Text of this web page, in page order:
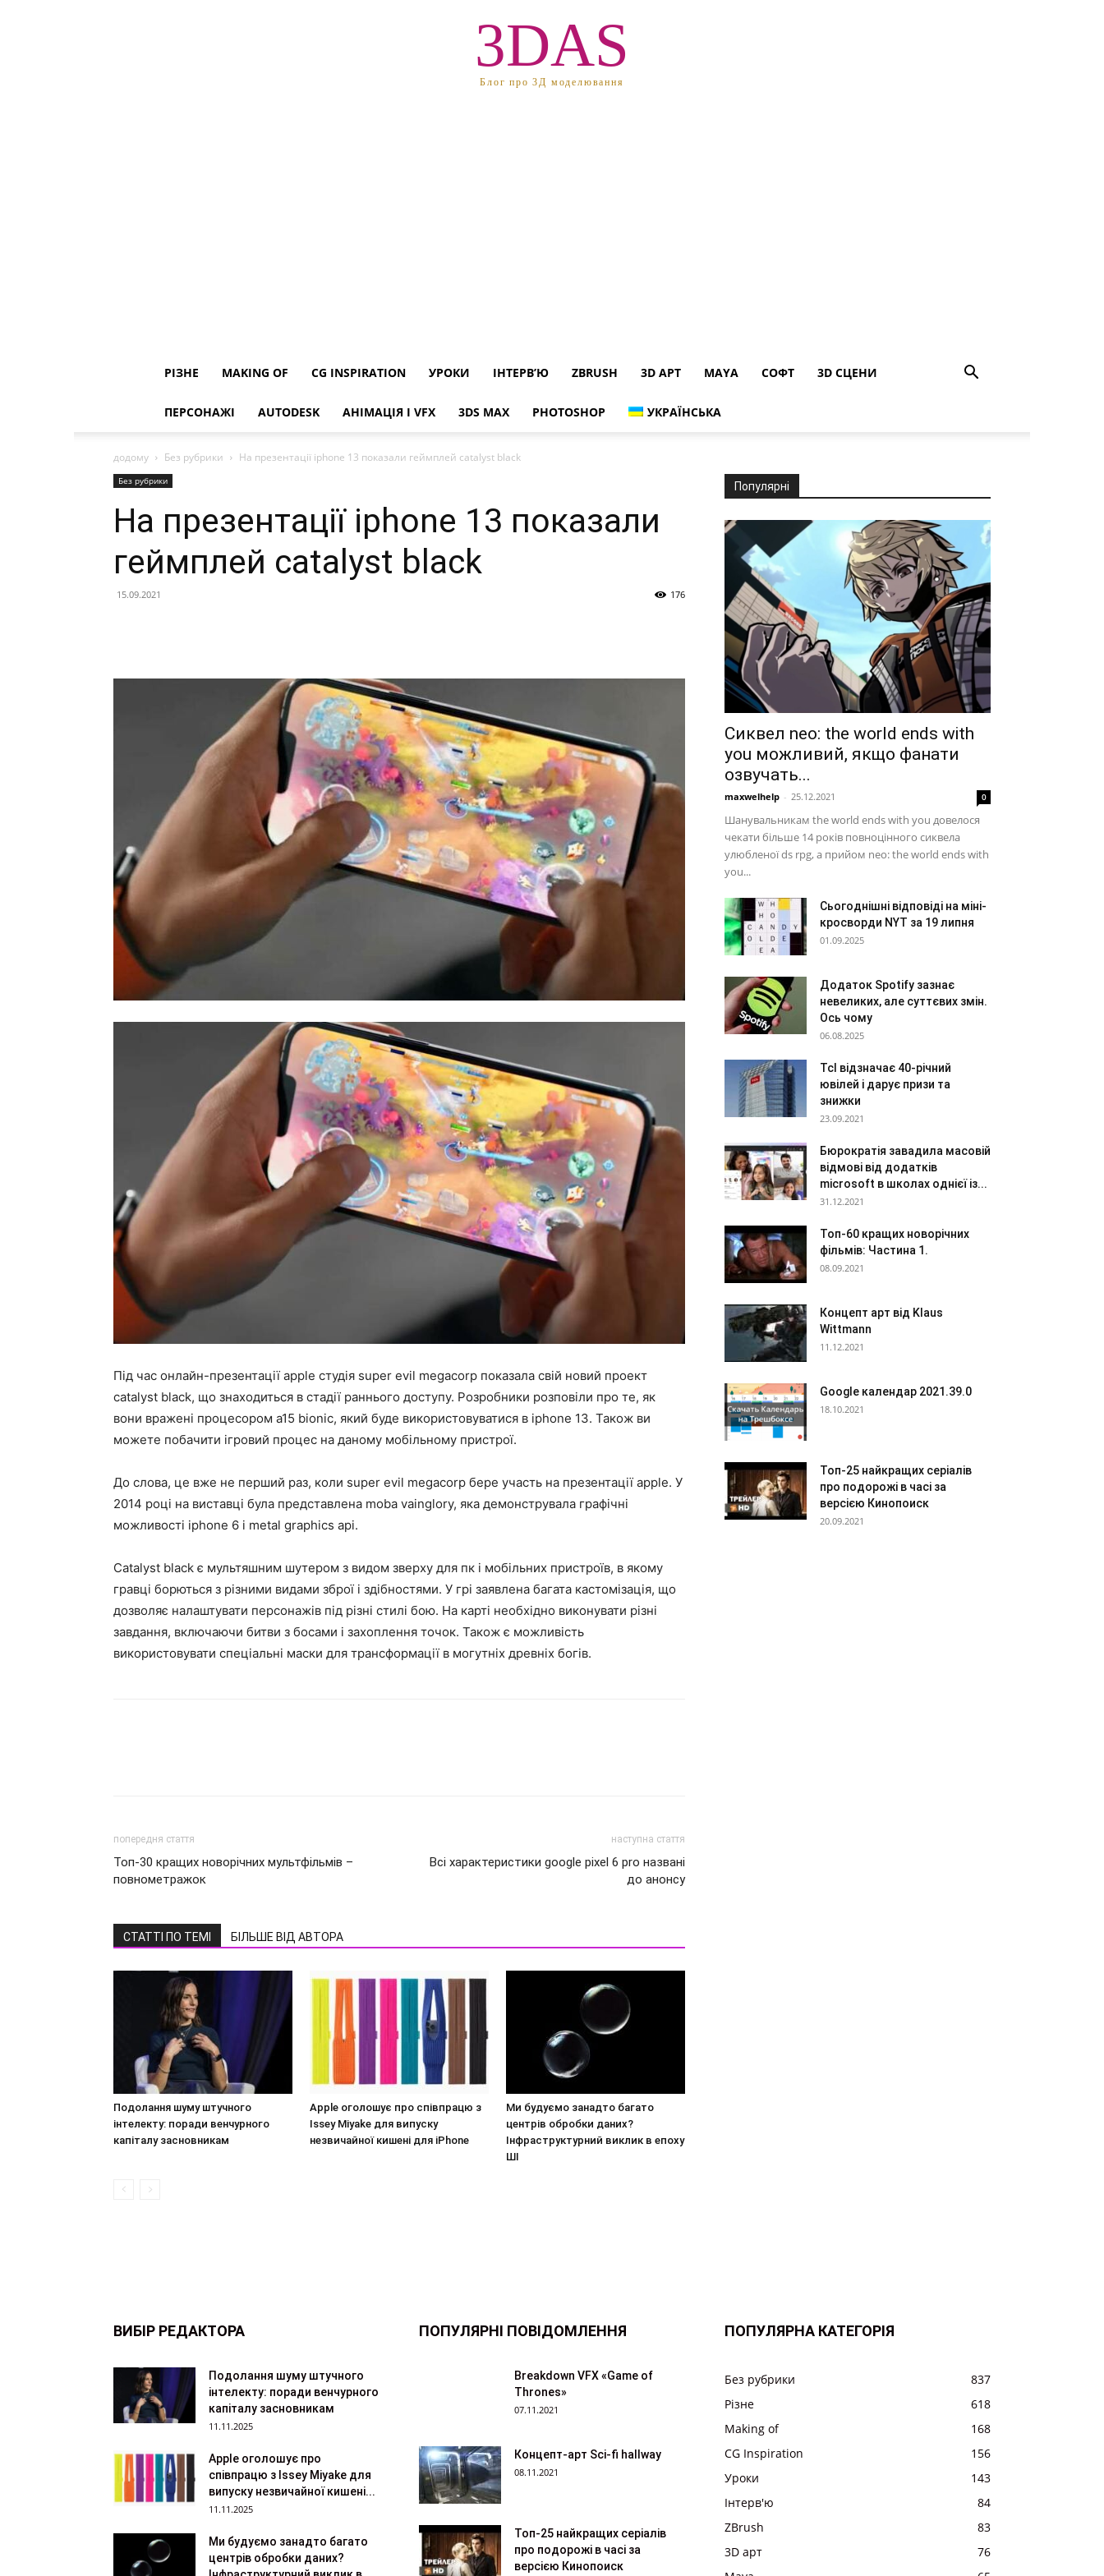
3DAS
Блог про 3Д моделювання
РІЗНЕ MAKING OF CG INSPIRATION УРОКИ ІНТЕРВ’Ю ZBRUSH 3D АРТ MAYA СОФТ 3D СЦЕНИ
ПЕРСОНАЖІ AUTODESK АНІМАЦІЯ І VFX 3DS MAX PHOTOSHOP УКРАЇНСЬКА
додому Без рубрики На презентації iphone 13 показали геймплей catalyst black
Без рубрики
На презентації iphone 13 показали
геймплей catalyst black
15.09.2021 176
Під час онлайн-презентації apple студія super evil megacorp показала свій новий проект
catalyst black, що знаходиться в стадії раннього доступу. Розробники розповіли про те, як
вони вражені процесором a15 bionic, який буде використовуватися в iphone 13. Також ви
можете побачити ігровий процес на даному мобільному пристрої.
До слова, це вже не перший раз, коли super evil megacorp бере участь на презентації apple. У
2014 році на виставці була представлена moba vainglory, яка демонструвала графічні
можливості iphone 6 і metal graphics api.
Catalyst black є мультяшним шутером з видом зверху для пк і мобільних пристроїв, в якому
гравці борються з різними видами зброї і здібностями. У грі заявлена багата кастомізація, що
дозволяє налаштувати персонажів під різні стилі бою. На карті необхідно виконувати різні
завдання, включаючи битви з босами і захоплення точок. Також є можливість
використовувати спеціальні маски для трансформації в могутніх древніх богів.
попередня стаття
Топ-30 кращих новорічних мультфільмів –
повнометражок
наступна стаття
Всі характеристики google pixel 6 pro названі
до анонсу
СТАТТІ ПО ТЕМІ БІЛЬШЕ ВІД АВТОРА
Подолання шуму штучного
інтелекту: поради венчурного
капіталу засновникам
Apple оголошує про співпрацю з
Issey Miyake для випуску
незвичайної кишені для iPhone
Ми будуємо занадто багато
центрів обробки даних?
Інфраструктурний виклик в епоху
ШІ
Популярні
Сиквел neo: the world ends with
you можливий, якщо фанати
озвучать...
maxwelhelp - 25.12.2021 0
Шанувальникам the world ends with you довелося
чекати більше 14 років повноцінного сиквела
улюбленої ds rpg, а прийом neo: the world ends with
you...
Сьогоднішні відповіді на міні-
кросворди NYT за 19 липня
01.09.2025
Додаток Spotify зазнає
невеликих, але суттєвих змін.
Ось чому
06.08.2025
Tcl відзначає 40-річний
ювілей і дарує призи та
знижки
23.09.2021
Бюрократія завадила масовій
відмові від додатків
microsoft в школах однієї із...
31.12.2021
Топ-60 кращих новорічних
фільмів: Частина 1.
08.09.2021
Концепт арт від Klaus
Wittmann
11.12.2021
Google календар 2021.39.0
18.10.2021
Топ-25 найкращих серіалів
про подорожі в часі за
версією Кинопоиск
20.09.2021
ВИБІР РЕДАКТОРА
Подолання шуму штучного
інтелекту: поради венчурного
капіталу засновникам
11.11.2025
Apple оголошує про
співпрацю з Issey Miyake для
випуску незвичайної кишені...
11.11.2025
Ми будуємо занадто багато
центрів обробки даних?
ПОПУЛЯРНІ ПОВІДОМЛЕННЯ
Breakdown VFX «Game of
Thrones»
07.11.2021
Концепт-арт Sci-fi hallway
08.11.2021
Топ-25 найкращих серіалів
про подорожі в часі за
версією Кинопоиск
ПОПУЛЯРНА КАТЕГОРІЯ
Без рубрики
837
Різне
618
Making of
168
CG Inspiration
156
Уроки
143
Інтерв'ю
84
ZBrush
83
3D арт
76